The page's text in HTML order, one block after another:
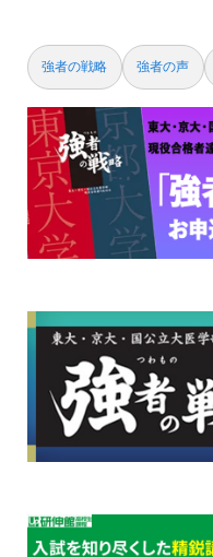
強者の戦略 強者の声